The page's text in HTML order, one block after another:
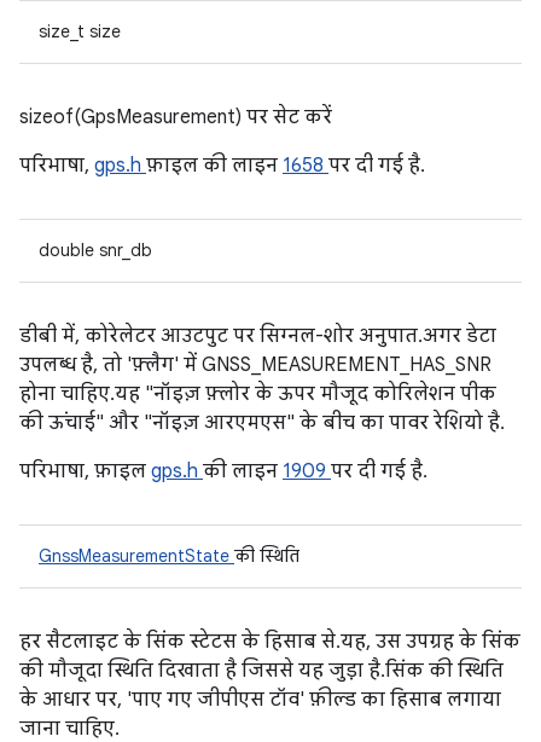
size_t size
sizeof(GpsMeasurement) पर सेट करें
परिभाषा, gps.h फ़ाइल की लाइन 1658 पर दी गई है.
double snr_db
डीबी में, कोरेलेटर आउटपुट पर सिग्नल-शोर अनुपात. अगर डेटा
उपलब्ध है, तो 'फ़्लैग' में GNSS_MEASUREMENT_HAS_SNR
होना चाहिए. यह "नॉइज़ फ़्लोर के ऊपर मौजूद कोरिलेशन पीक
की ऊंचाई" और "नॉइज़ आरएमएस" के बीच का पावर रेशियो है.
परिभाषा, फ़ाइल gps.h की लाइन 1909 पर दी गई है.
GnssMeasurementState की स्थिति
हर सैटलाइट के सिंक स्टेटस के हिसाब से. यह, उस उपग्रह के सिंक
की मौजूदा स्थिति दिखाता है जिससे यह जुड़ा है. सिंक की स्थिति
के आधार पर, 'पाए गए जीपीएस टॉव' फ़ील्ड का हिसाब लगाया
जाना चाहिए.